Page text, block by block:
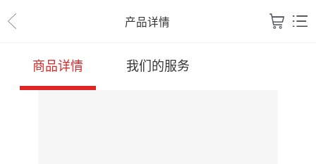
产品详情
商品详情 我们的服务